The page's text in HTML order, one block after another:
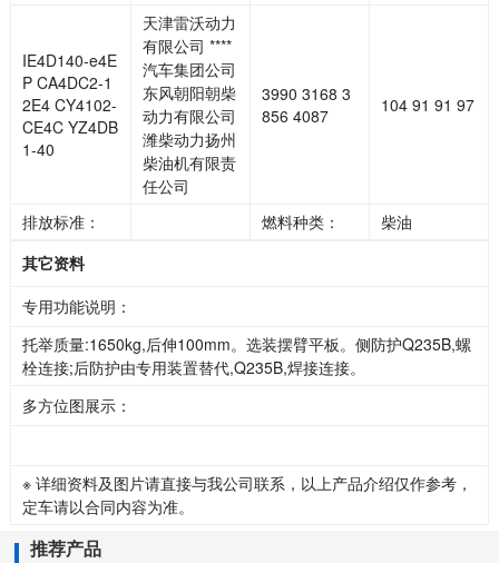
IE4D140-e4E
P CA4DC2-1
2E4 CY4102-
CE4C YZ4DB
1-40
天津雷沃动力
有限公司 ****
汽车集团公司
东风朝阳朝柴
动力有限公司
潍柴动力扬州
柴油机有限责
任公司
3990 3168 3
856 4087
104 91 91 97
排放标准： 燃料种类：
柴油
其它资料
专用功能说明：
托举质量:1650kg,后伸100mm。选装摆臂平板。侧防护Q235B,螺
栓连接;后防护由专用装置替代,Q235B,焊接连接。
多方位图展示：
※ 详细资料及图片请直接与我公司联系，以上产品介绍仅作参考，
定车请以合同内容为准。
推荐产品